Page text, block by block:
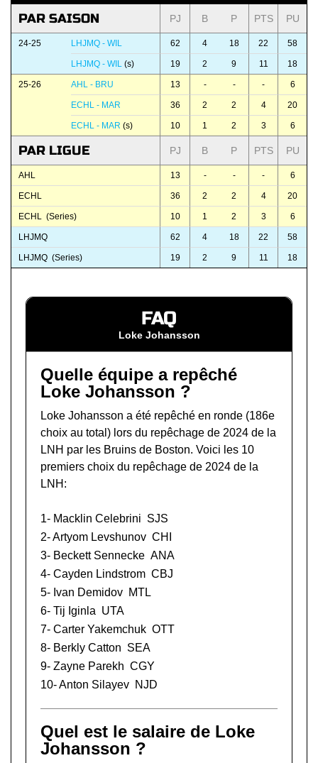
PAR SAISON PJ B P PTS PU
24-25 LHJMQ - WIL 62 4 18 22 58
LHJMQ - WIL (s) 19 2 9 11 18
25-26 AHL - BRU 13 - - - 6
ECHL - MAR 36 2 2 4 20
ECHL - MAR (s) 10 1 2 3 6
PAR LIGUE PJ B P PTS PU
AHL 13 - - - 6
ECHL 36 2 2 4 20
ECHL (Series) 10 1 2 3 6
LHJMQ 62 4 18 22 58
LHJMQ (Series) 19 2 9 11 18
FAQ
Loke Johansson
Quelle équipe a repêché
Loke Johansson ?
Loke Johansson a été repêché en ronde (186e
choix au total) lors du repêchage de 2024 de la
LNH par les Bruins de Boston. Voici les 10
premiers choix du repêchage de 2024 de la
LNH:
1- Macklin Celebrini SJS
2-Artyom Levshunov CHI
3- Beckett Sennecke ANA
4- Cayden Lindstrom CBJ
5- Ivan Demidov MTL
6- Tij Iginla UTA
7- Carter Yakemchuk OTT
8- Berkly Catton SEA
9- Zayne Parekh CGY
10-Anton Silayev NJD
Quel est le salaire de Loke
Johansson ?